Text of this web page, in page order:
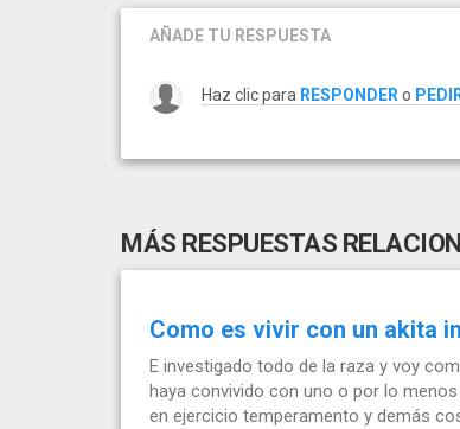
AÑADE TU RESPUESTA
Haz clic para RESPONDERo
MÁS RESPUESTAS
Como es vivir con un akita
E investigado todo de la raza y voy
haya convivido con uno o por lo
en ejercicio temperamento y demás